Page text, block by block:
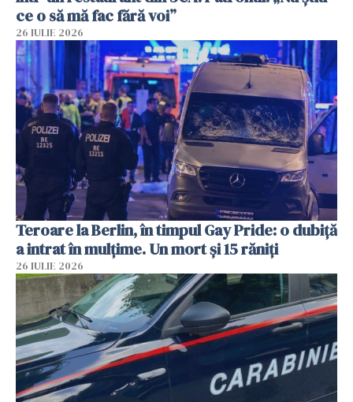
ce o să mă fac fără voi”
26 IULIE 2026
Teroare la Berlin, în timpul Gay Pride: o dubiță
a intrat în mulțime. Un mort și 15 răniți
26 IULIE 2026